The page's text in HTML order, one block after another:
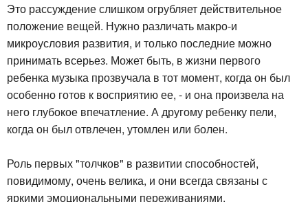
Это рассуждение слишком огрубляет действительное
положение вещей. Нужно различать макро-и
микроусловия развития, и только последние можно
принимать всерьез. Может быть, в жизни первого
ребенка музыка прозвучала в тот момент, когда он был
особенно готов к восприятию ее, - и она произвела на
него глубокое впечатление. А другому ребенку пели,
когда он был отвлечен, утомлен или болен.
Роль первых "толчков" в развитии способностей,
повидимому, очень велика, и они всегда связаны с
яркими эмоциональными переживаниями.